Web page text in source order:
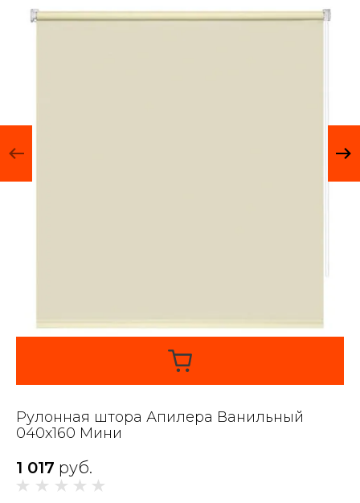
Рулонная штора Апилера Ванильный
040x160 Мини
1 017 руб.